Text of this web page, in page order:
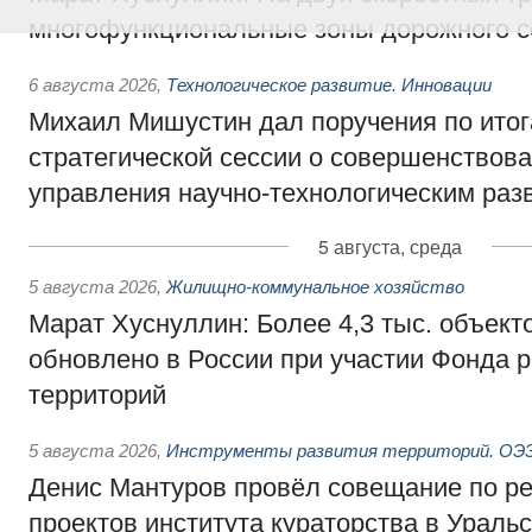
многофункциональные зоны дорожного
6 августа 2026, Технологическое развитие. Инновации
Михаил Мишустин дал поручения по
стратегической сессии о
управления научно-технологическим
5 августа, среда
5 августа 2026, Жилищно-коммунальное хозяйство
Марат Хуснуллин: Более 4,3 тыс.
обновлено в России при участии Фонда
территорий
5 августа 2026, Инструменты развития территорий.
Денис Мантуров провёл совещание по
проектов института кураторства в